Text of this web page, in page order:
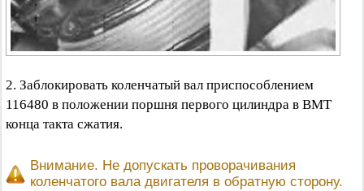
2. Заблокировать коленчатый вал приспособлением
116480 в положении поршня первого цилиндра в ВМТ
конца такта сжатия.
Внимание. Не допускать проворачивания
коленчатого вала двигателя в обратную сторону.